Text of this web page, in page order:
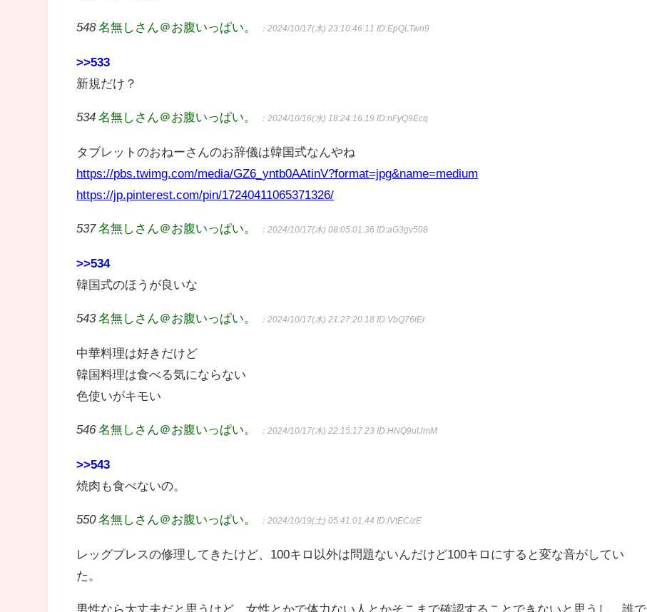
548 名無しさん＠お腹いっぱい。 ：2024/10/17(木) 23:10:46.11ID:EpQLTwn9
>>533
新規だけ？
534 名無しさん＠お腹いっぱい。 ：2024/10/16(水) 18:24:16.19ID:nFyQ9Ecq
タブレットのおねーさんのお辞儀は韓国式なんやね
https://pbs.twimg.com/media/GZ6_yntb0AAtinV?format=jpg&name=medium
https://jp.pinterest.com/pin/17240411065371326/
537 名無しさん＠お腹いっぱい。 ：2024/10/17(木) 08:05:01.36ID:aG3gv508
>>534
韓国式のほうが良いな
543 名無しさん＠お腹いっぱい。 ：2024/10/17(木) 21:27:20.18ID:VbQ76iEr
中華料理は好きだけど
韓国料理は食べる気にならない
色使いがキモい
546 名無しさん＠お腹いっぱい。 ：2024/10/17(木) 22:15:17.23ID:HNQ9uUmM
>>543
焼肉も食べないの。
550 名無しさん＠お腹いっぱい。 ：2024/10/19(土) 05:41:01.44ID:lVtEC/zE
レッグプレスの修理してきたけど、100キロ以外は問題ないんだけど100キロにすると変な音がしてい
た。
男性なら大丈夫だと思うけど、女性とかで体力ない人とかそこまで確認することできないと思うし、誰で